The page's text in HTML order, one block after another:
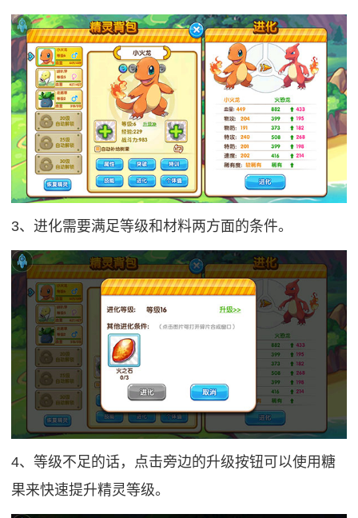
3、进化需要满足等级和材料两方面的条件。
4、等级不足的话，点击旁边的升级按钮可以使用糖
果来快速提升精灵等级。